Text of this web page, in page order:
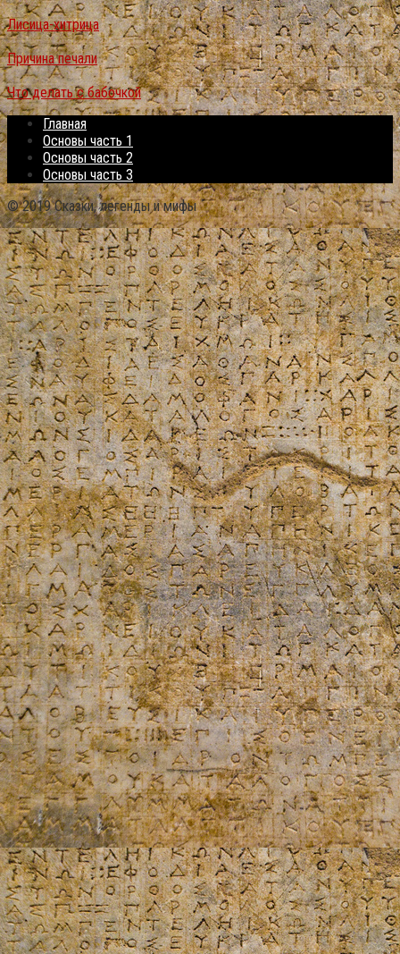
Лисица-хитрица
Причина печали
Что делать с бабочкой
Главная
Основы часть 1
Основы часть 2
Основы часть 3
© 2019 Сказки, легенды и мифы